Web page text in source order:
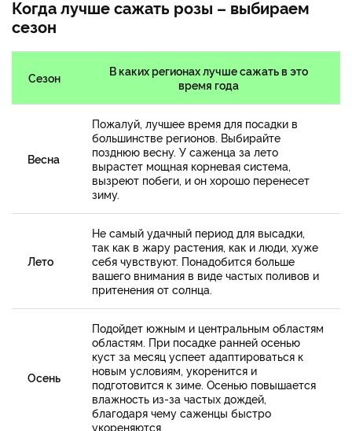
Когда лучше сажать розы – выбираем
сезон
Сезон
В каких регионах лучше сажать в это
время года
Весна
Пожалуй, лучшее время для посадки в
большинстве регионов. Выбирайте
позднюю весну. У саженца за лето
вырастет мощная корневая система,
вызреют побеги, и он хорошо перенесет
зиму.
Лето
Не самый удачный период для высадки,
так как в жару растения, как и люди, хуже
себя чувствуют. Понадобится больше
вашего внимания в виде частых поливов и
притенения от солнца.
Осень
Подойдет южным и центральным областям
областям. При посадке ранней осенью
куст за месяц успеет адаптироваться к
новым условиям, укоренится и
подготовится к зиме. Осенью повышается
влажность из-за частых дождей,
благодаря чему саженцы быстро
укореняются.